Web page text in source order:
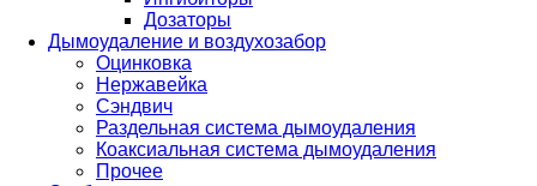
Дозаторы
Дымоудаление и воздухозабор
Оцинковка
Нержавейка
Сэндвич
Раздельная система дымоудаления
Коаксиальная система дымоудаления
Прочее